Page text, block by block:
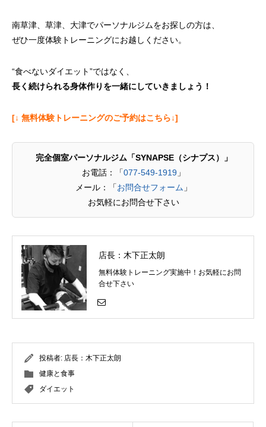
南草津、草津、大津でパーソナルジムをお探しの方は、
ぜひ一度体験トレーニングにお越しください。
“食べないダイエット”ではなく、
長く続けられる身体作りを一緒にしていきましょう！
[↓ 無料体験トレーニングのご予約はこちら↓]
完全個室パーソナルジム「SYNAPSE（シナプス）」
お電話：「077-549-1919 」
メール：「お問合せフォーム 」
お気軽にお問合せ下さい
店長：木下正太朗
無料体験トレーニング実施中！お気軽にお問
合せ下さい
投稿者: 店長：木下正太朗
健康と食事
ダイエット